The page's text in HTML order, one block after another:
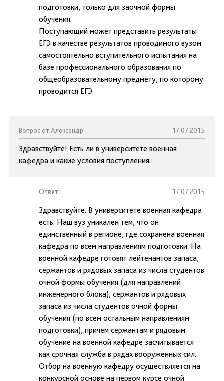
подготовки, только для заочной формы
обучения.
Поступающий может представить результаты
ЕГЭ в качестве результатов проводимого вузом
самостоятельно вступительного испытания на
базе профессионального образования по
общеобразовательному предмету, по которому
проводится ЕГЭ.
Вопрос от Александр 17.07.2015
Здравствуйте! Есть ли в университете военная
кафедра и какие условия поступления.
Ответ: 17.07.2015
Здравствуйте. В университете военная кафедра
есть. Наш вуз уникален тем, что он
единственный в регионе, где сохранена военная
кафедра по всем направлениям подготовки. На
военной кафедре готовят лейтенантов запаса,
сержантов и рядовых запаса из числа студентов
очной формы обучения (для направлений
инженерного блока), сержантов и рядовых
запаса из числа студентов очной формы
обучения (по всем остальным направлениям
подготовки), причем сержантам и рядовым
обучение на военной кафедре засчитывается
как срочная служба в рядах вооруженных сил.
Отбор на военную кафедру осуществляется на
конкурсной основе на первом курсе очной